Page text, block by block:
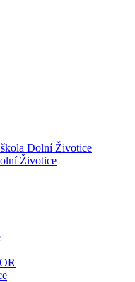
Dolní Životice
Životice